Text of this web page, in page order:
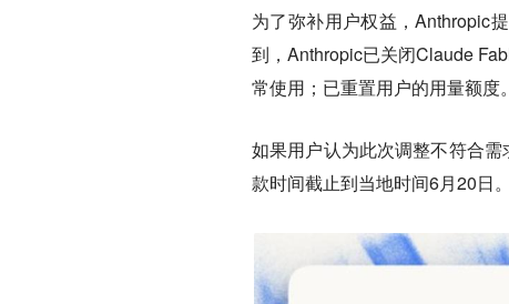
为了弥补用户权益，Anthropic
到，Anthropic已关闭Claude
常使用；已重置用户的用量额度。
如果用户认为此次调整不符合
款时间截止到当地时间6月20日